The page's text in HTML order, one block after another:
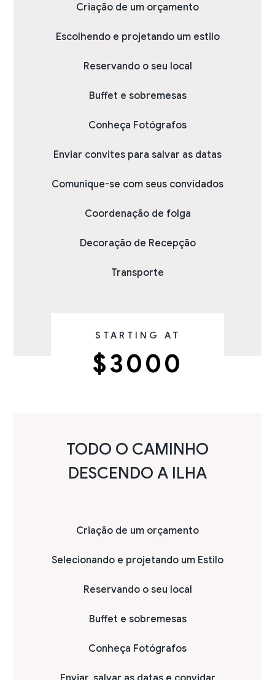
Criação de um orçamento
Escolhendo e projetando um estilo
Reservando o seu local
Buffet e sobremesas
Conheça Fotógrafos
Enviar convites para salvar as datas
Comunique-se com seus convidados
Coordenação de folga
Decoração de Recepção
Transporte
STARTING AT
$3000
TODO O CAMINHO
DESCENDO A ILHA
Criação de um orçamento
Selecionando e projetando um Estilo
Reservando o seu local
Buffet e sobremesas
Conheça Fotógrafos